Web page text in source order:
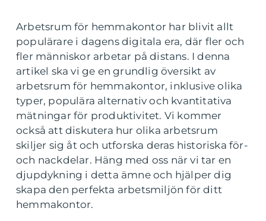
Arbetsrum för hemmakontor har blivit allt
populärare i dagens digitala era, där fler och
fler människor arbetar på distans. I denna
artikel ska vi ge en grundlig översikt av
arbetsrum för hemmakontor, inklusive olika
typer, populära alternativ och kvantitativa
mätningar för produktivitet. Vi kommer
också att diskutera hur olika arbetsrum
skiljer sig åt och utforska deras historiska för-
och nackdelar. Häng med oss när vi tar en
djupdykning i detta ämne och hjälper dig
skapa den perfekta arbetsmiljön för ditt
hemmakontor.